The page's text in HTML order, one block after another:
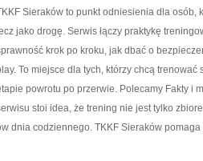
Sieraków to punkt odniesienia dla osób,
jako drogę. Serwis łączy praktykę
krok po kroku, jak dbać o
To miejsce dla tych, którzy chcą
powrotu po przerwie. Polecamy Fakty i
stoi idea, że trening nie jest tylko
dnia codziennego. TKKF Sieraków pomaga